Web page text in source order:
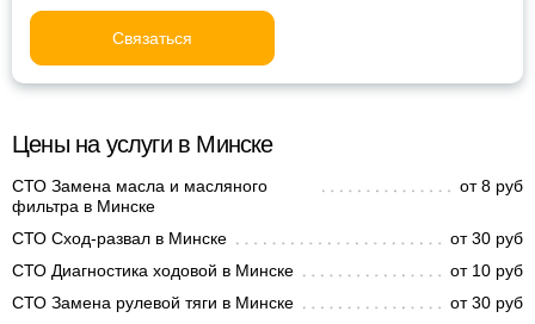
Связаться
Цены на услуги в Минске
СТО Замена масла и масляного
фильтра в Минске
от 8 руб
СТО Сход-развал в Минске
от 30 руб
СТО Диагностика ходовой в Минске
от 10 руб
СТО Замена рулевой тяги в Минске
от 30 руб